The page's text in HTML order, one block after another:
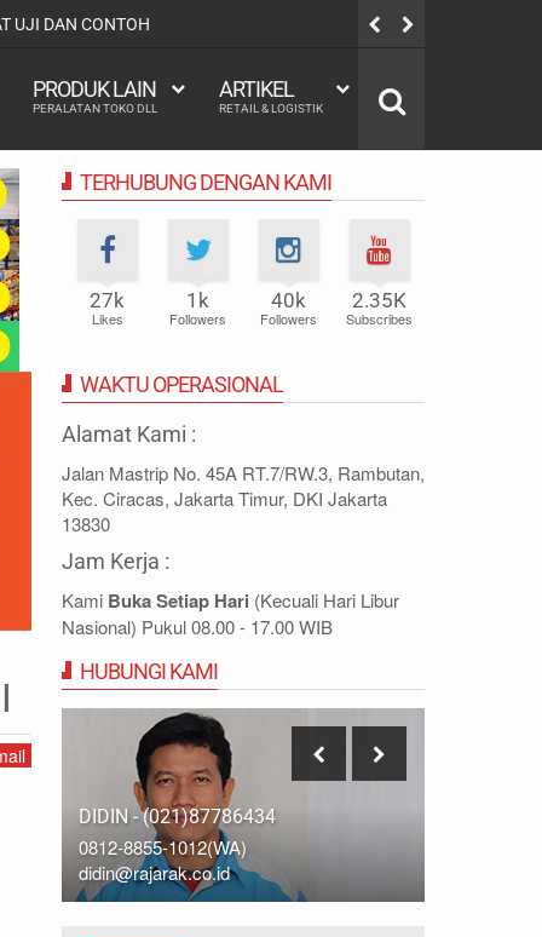
SALAH SATU SIFAT-SIFAT LOGISTIK ADALAH
PRODUK LAIN
PERALATAN TOKO DLL
ARTIKEL
RETAIL & LOGISTIK
TERHUBUNG DENGAN KAMI
27k
Likes
1k
Followers
40k
Followers
2.35K
Subscribes
WAKTU OPERASIONAL
Alamat Kami :
Jalan Mastrip No. 45A RT.7/RW.3, Rambutan,
Kec. Ciracas, Jakarta Timur, DKI Jakarta
13830
Jam Kerja :
Kami Buka Setiap Hari (Kecuali Hari Libur
Nasional) Pukul 08.00 - 17.00 WIB
HUBUNGI KAMI
IDRIS - (021)87786435
0812-9678-6785 (WA)
idris@rajarak.co.id